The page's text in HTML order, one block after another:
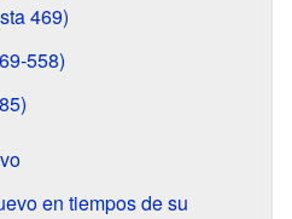
469)
558)
en tiempos de su